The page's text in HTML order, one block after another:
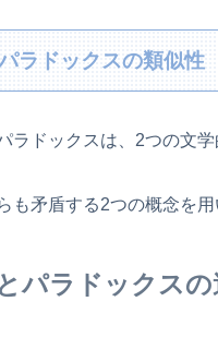
ラドックスの類似性
ラドックスは、2つの文
も矛盾する2つの概念を用
パラドックスの